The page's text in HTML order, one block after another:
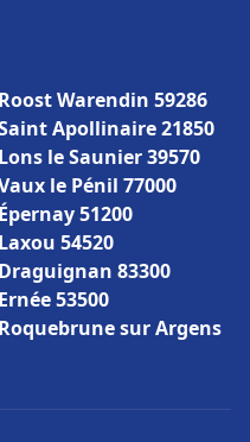
Warendin 59286
Apollinaire 21850
le Saunier 39570
le Pénil 77000
51200
54520
83300
53500
sur Argens